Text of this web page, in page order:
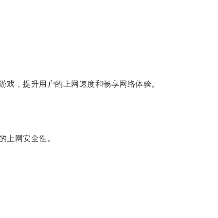
，提升用户的上网速度和畅享网络体验。
网安全性。